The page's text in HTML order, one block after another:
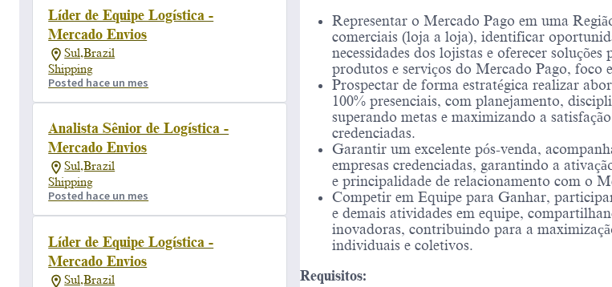
Líder de Equipe Logística -
Mercado Envios
Sul,Brazil
Shipping
Posted hace un mes
Analista Sênior de Logística -
Mercado Envios
Sul,Brazil
Shipping
Posted hace un mes
Líder de Equipe Logística -
Mercado Envios
Sul,Brazil
Representar o Mercado Pago em uma
comerciais (loja a loja), identificar
necessidades dos lojistas e oferecer soluções
produtos e serviços do Mercado Pago, foco
Prospectar de forma estratégica realizar
100% presenciais, com planejamento,
superando metas e maximizando a
credenciadas.
Garantir um excelente pós-venda,
empresas credenciadas, garantindo a
e principalidade de relacionamento com o
Competir em Equipe para Ganhar,
e demais atividades em equipe,
inovadoras, contribuindo para a
individuais e coletivos.
Requisitos: